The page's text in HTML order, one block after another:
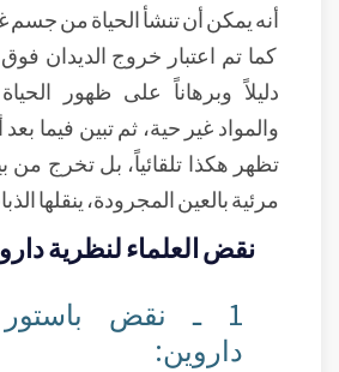
أنه يمكن أن تنشأ الحياة من جسم
كما تم اعتبار خروج الديدان فوق
دليلاً وبرهاناً على ظهور
والمواد غير حية، ثم تبين فيما
تظهر هكذا تلقائياً، بل تخرج
مرئية بالعين المجرودة، ينقلها
نقض العلماء لنظرية
1 ـ نقض
داروين: